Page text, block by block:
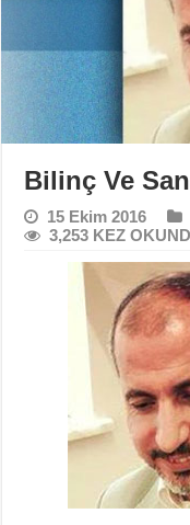
Bilinç Ve
15 Ekim 2016
3,253 KEZ